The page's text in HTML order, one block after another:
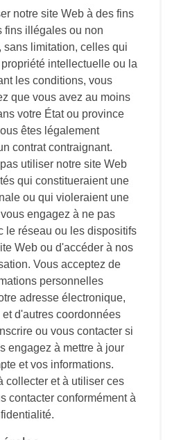
notre site Web à des fins
fins illégales ou non
sans limitation, celles qui
intellectuelle ou la
les conditions, vous
que vous avez au moins
votre État ou province
êtes légalement
contrat contraignant.
utiliser notre site Web
qui constitueraient une
ou qui violeraient une
engagez à ne pas
le réseau ou les dispositifs
Web ou d'accéder à nos
Vous acceptez de
personnelles
adresse électronique,
d'autres coordonnées
ou vous contacter si
engagez à mettre à jour
et vos informations.
collecter et à utiliser ces
contacter conformément à